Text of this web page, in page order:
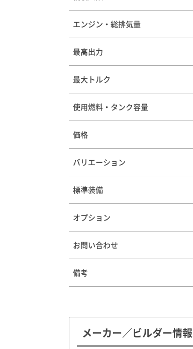
エンジン・総排気量
最高出力
最大トルク
使用燃料・タンク容量
価格
バリエーション
標準装備
オプション
お問い合わせ
備考
メーカー／ビルダー情報